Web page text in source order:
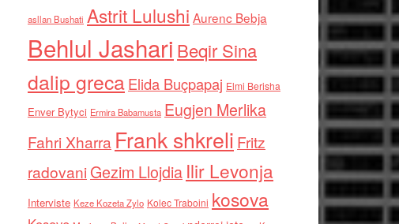
asllan Bushati Astrit Lulushi Aurenc Bebja
Behlul Jashari Beqir Sina
dalip grecaElida Buçpapaj Elmi Berisha
Enver Bytyci Ermira Babamusta Eugjen Merlika
Fahri Xharra Frank shkreli Fritz
radovaniGezim Llojdia Ilir Levonja
Interviste Keze Kozeta Zylo Kolec Traboini kosova